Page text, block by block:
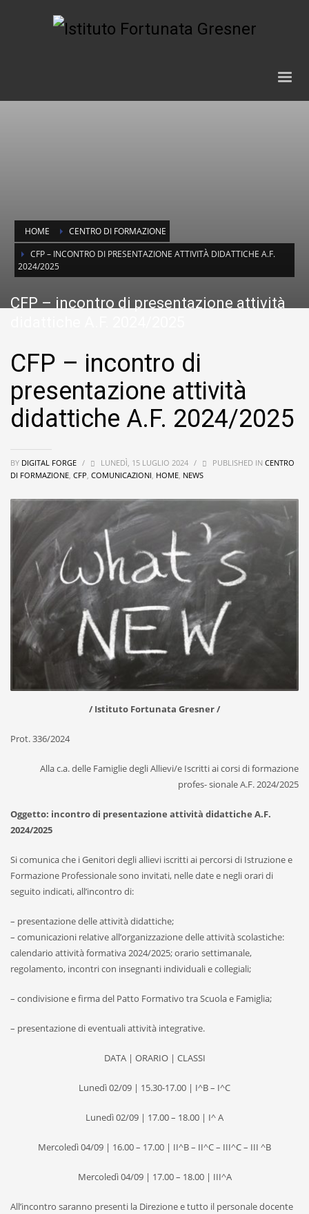
HOME
CENTRO DI FORMAZIONE
CFP – INCONTRO DI PRESENTAZIONE ATTIVITÀ DIDATTICHE A.F.
2024/2025
CFP – incontro di presentazione attività
CFP – incontro di
presentazione attività
didattiche A.F. 2024/2025
BY DIGITAL FORGE / LUNEDÌ, 15 LUGLIO 2024 / PUBLISHED IN CENTRO
DI FORMAZIONE CFP COMUNICAZIONI HOME NEWS
/ Istituto Fortunata Gresner /
Prot. 336/2024
Alla c.a. delle Famiglie degli Allievi/e Iscritti ai corsi di formazione
profes- sionale A.F. 2024/2025
Oggetto: incontro di presentazione attività didattiche A.F.
2024/2025
Si comunica che i Genitori degli allievi iscritti ai percorsi di Istruzione e
Formazione Professionale sono invitati, nelle date e negli orari di
seguito indicati, all’incontro di:
– presentazione delle attività didattiche;
– comunicazioni relative all’organizzazione delle attività scolastiche:
calendario attività formativa 2024/2025; orario settimanale,
regolamento, incontri con insegnanti individuali e collegiali;
– condivisione e firma del Patto Formativo tra Scuola e Famiglia;
– presentazione di eventuali attività integrative.
DATA | ORARIO | CLASSI
Lunedì 02/09 | 15.30-17.00 | I^B – I^C
Lunedì 02/09 | 17.00 – 18.00 | I^ A
Mercoledì 04/09 | 16.00 – 17.00 | II^B – II^C – III^C – III ^B
Mercoledì 04/09 | 17.00 – 18.00 | III^A
All’incontro saranno presenti la Direzione e tutto il personale docente